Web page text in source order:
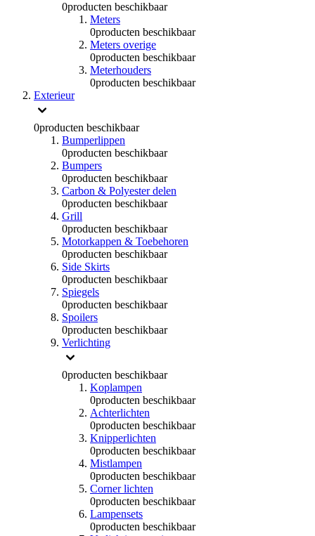
0producten beschikbaar
Meters
0producten beschikbaar
Meters overige
0producten beschikbaar
Meterhouders
0producten beschikbaar
Exterieur
0producten beschikbaar
Bumperlippen
0producten beschikbaar
Bumpers
0producten beschikbaar
Carbon & Polyester delen
0producten beschikbaar
Grill
0producten beschikbaar
Motorkappen & Toebehoren
0producten beschikbaar
Side Skirts
0producten beschikbaar
Spiegels
0producten beschikbaar
Spoilers
0producten beschikbaar
Verlichting
0producten beschikbaar
Koplampen
0producten beschikbaar
Achterlichten
0producten beschikbaar
Knipperlichten
0producten beschikbaar
Mistlampen
0producten beschikbaar
Corner lichten
0producten beschikbaar
Lampensets
0producten beschikbaar